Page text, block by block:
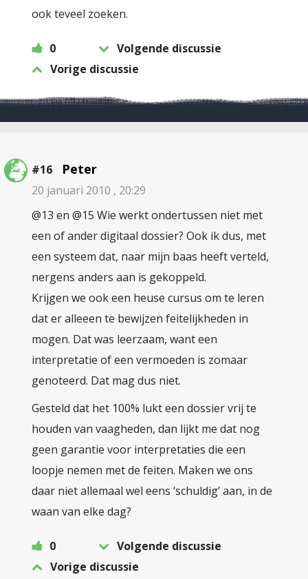
ook teveel zoeken.
0
Volgende discussie
Vorige discussie
#16 Peter
20 januari 2010 , 20:29
@13 en @15 Wie werkt ondertussen niet met
een of ander digitaal dossier? Ook ik dus, met
een systeem dat, naar mijn baas heeft verteld,
nergens anders aan is gekoppeld.
Krijgen we ook een heuse cursus om te leren
dat er alleeen te bewijzen feitelijkheden in
mogen. Dat was leerzaam, want een
interpretatie of een vermoeden is zomaar
genoteerd. Dat mag dus niet.
Gesteld dat het 100% lukt een dossier vrij te
houden van vaagheden, dan lijkt me dat nog
geen garantie voor interpretaties die een
loopje nemen met de feiten. Maken we ons
daar niet allemaal wel eens ‘schuldig’ aan, in de
waan van elke dag?
0
Volgende discussie
Vorige discussie